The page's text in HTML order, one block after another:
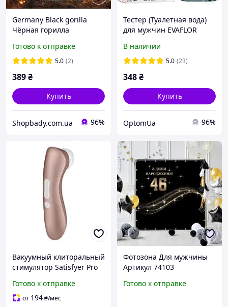
Germany Black gorilla
Чёрная горилла
10 шт Таблетки для
мужчин Оригинал
Готово к отправке
5.0 (2)
389₴
Купить
Shopbady.com.ua 96%
Тестер (Туалетная вода)
для мужчин EVAFLOR
В наличии
5.0 (23)
348₴
Купить
OptomUa 96%
Вакуумный клиторальный
стимулятор Satisfyer Pro
Секс-шоп для мужчин и
женщин
Готово к отправке
от 194₴/мес
Фотозона Для мужчины
Артикул 74103
Готово к отправке